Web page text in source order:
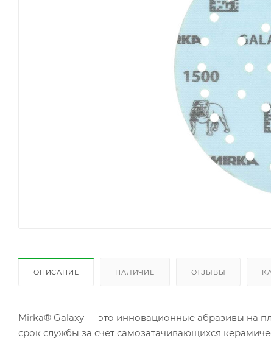
ОПИСАНИЕ НАЛИЧИЕ ОТЗЫВЫ
Mirka® Galaxy — это инновационные абразивы на
срок службы за счет самозатачивающихся